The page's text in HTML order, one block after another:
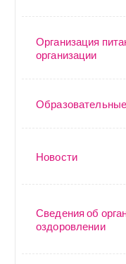
Организация
организации
Новости
Сведения об
оздоровлении